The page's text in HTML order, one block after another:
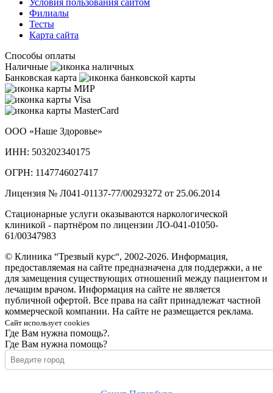
Филиалы
Тесты
Карта сайта
Способы оплаты
Наличные
Банковская карта
ООО «Наше Здоровье»
ИНН: 503202340175
ОГРН: 1147746027417
Лицензия № Л041-01137-77/00293272 от 25.06.2014
Стационарные услуги оказываются наркологической
клиникой - партнёром по лицензии ЛО-041-01050-
61/00347983
© Клиника “Трезвый курс“, 2002-2026. Информация,
предоставляемая на сайте предназначена для поддержки, а не
для замещения существующих отношений между пациентом и
лечащим врачом. Информация на сайте не является
публичной офертой. Все права на сайт принадлежат частной
коммерческой компании. На сайте не размещается реклама.
Сайт использует cookies
Где Вам нужна помощь?.
Где Вам нужна помощь?